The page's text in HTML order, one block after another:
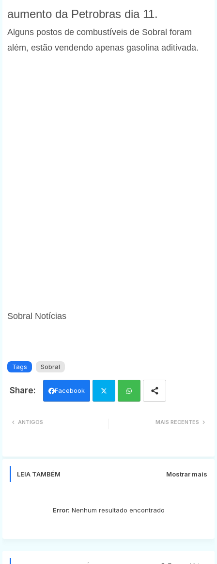
aumento da Petrobras dia 11.
Alguns postos de combustíveis de Sobral foram
além, estão vendendo apenas gasolina aditivada.
Sobral Notícias
Tags Sobral
Facebook
MAIS RECENTES
ANTIGOS
LEIA TAMBÉM Mostrar mais
Error: Nenhum resultado encontrado